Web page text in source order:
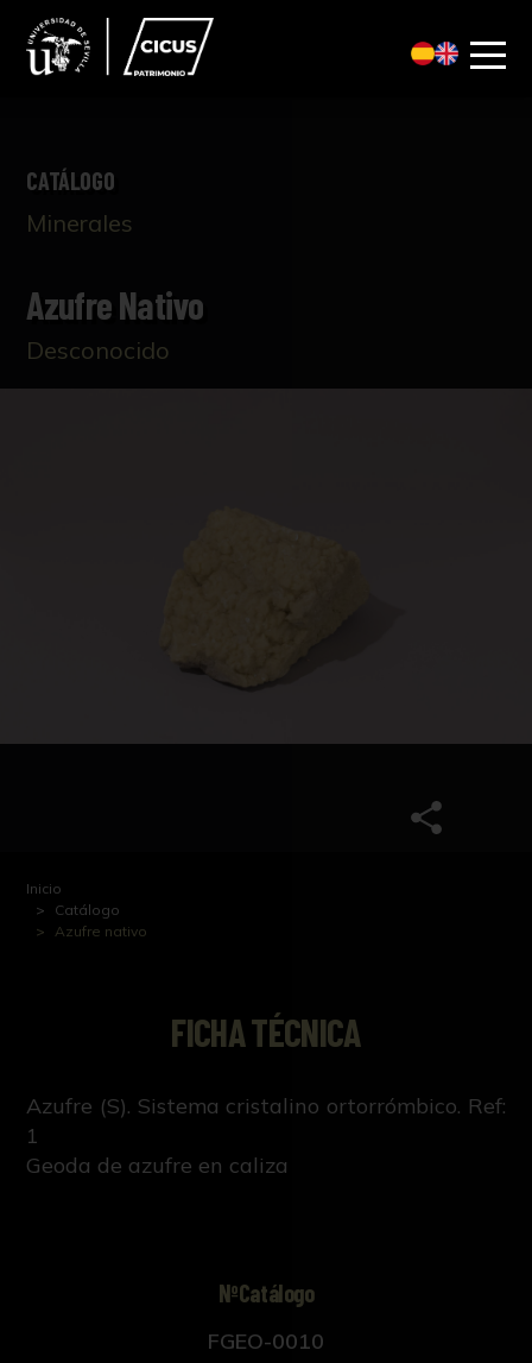
CATÁLOGO
Minerales
Azufre Nativo
Desconocido
Inicio
Catálogo
Azufre nativo
FICHA TÉCNICA
Azufre (S). Sistema cristalino ortorrómbico. Ref:
1
Geoda de azufre en caliza
NºCatálogo
FGEO-0010